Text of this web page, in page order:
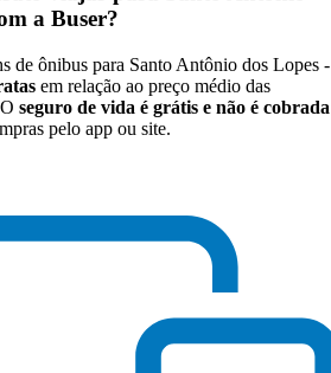
a Buser?
de ônibus para Santo Antônio dos Lopes -
em relação ao preço médio das
seguro de vida é grátis e não é cobrada
pelo app ou site.